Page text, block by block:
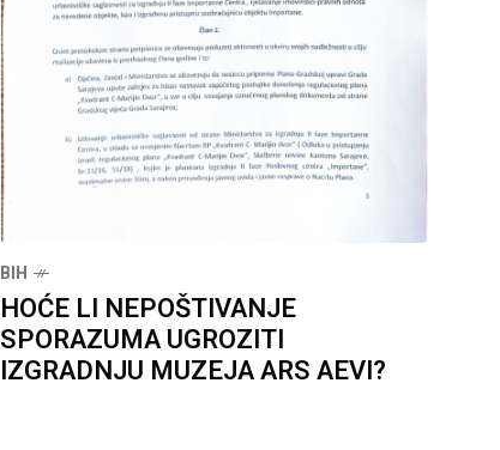
BIH
HOĆE LI NEPOŠTIVANJE
SPORAZUMA UGROZITI
IZGRADNJU MUZEJA ARS AEVI?